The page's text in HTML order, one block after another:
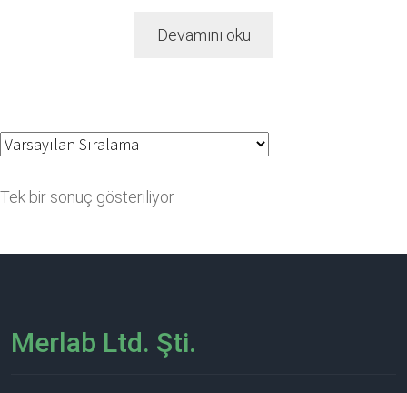
Devamını oku
Tek bir sonuç gösteriliyor
Merlab Ltd. Şti.